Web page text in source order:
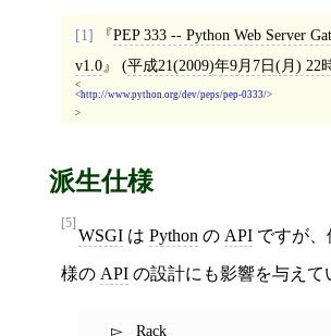
[1]
PEP 333 -- Python Web Server
v1.0
(平成21(2009)年9月7日(月) 22
<
http://www.python.org/dev/peps/pep-0333/
>
派生仕様
[5]
WSGI は Python の API ですが、
様の API の設計にも影響を与えて
Rack